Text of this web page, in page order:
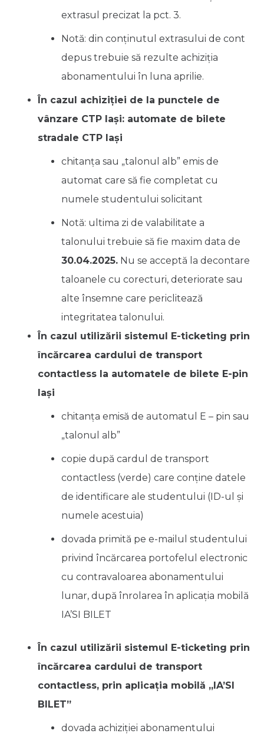
extrasul precizat la pct. 3.
Notă: din conținutul extrasului de cont
depus trebuie să rezulte achiziția
abonamentului în luna aprilie.
În cazul achiziției de la punctele de
vânzare CTP Iași: automate de bilete
stradale CTP Iaşi
chitanța sau „talonul alb” emis de
automat care să fie completat cu
numele studentului solicitant
Notă: ultima zi de valabilitate a
talonului trebuie să fie maxim data de
30.04.2025. Nu se acceptă la decontare
taloanele cu corecturi, deteriorate sau
alte însemne care periclitează
integritatea talonului.
În cazul utilizării sistemul E-ticketing prin
încărcarea cardului de transport
contactless la automatele de bilete E-pin
Iași
chitanța emisă de automatul E – pin sau
„talonul alb”
copie după cardul de transport
contactless (verde) care conține datele
de identificare ale studentului (ID-ul și
numele acestuia)
dovada primită pe e-mailul studentului
privind încărcarea portofelul electronic
cu contravaloarea abonamentului
lunar, după înrolarea în aplicația mobilă
IA’SI BILET
În cazul utilizării sistemul E-ticketing prin
încărcarea cardului de transport
contactless, prin aplicația mobilă „IA’SI
BILET”
dovada achiziției abonamentului